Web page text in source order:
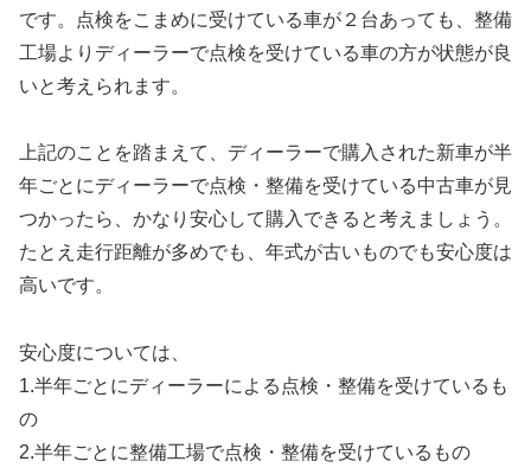
です。点検をこまめに受けている車が２台あっても、整備
工場よりディーラーで点検を受けている車の方が状態が良
いと考えられます。
上記のことを踏まえて、ディーラーで購入された新車が半
年ごとにディーラーで点検・整備を受けている中古車が見
つかったら、かなり安心して購入できると考えましょう。
たとえ走行距離が多めでも、年式が古いものでも安心度は
高いです。
安心度については、
1.半年ごとにディーラーによる点検・整備を受けているも
の
2.半年ごとに整備工場で点検・整備を受けているもの